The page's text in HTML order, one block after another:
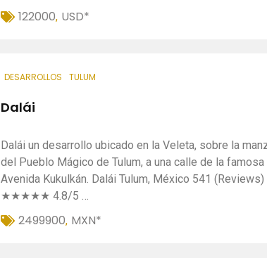
122000, USD*
DESARROLLOS TULUM
Dalái
Dalái un desarrollo ubicado en la Veleta, sobre la
del Pueblo Mágico de Tulum, a una calle de la famosa
Avenida Kukulkán. Dalái Tulum, México 541 (Reviews)
★★★★★ 4.8/5 …
2499900, MXN*